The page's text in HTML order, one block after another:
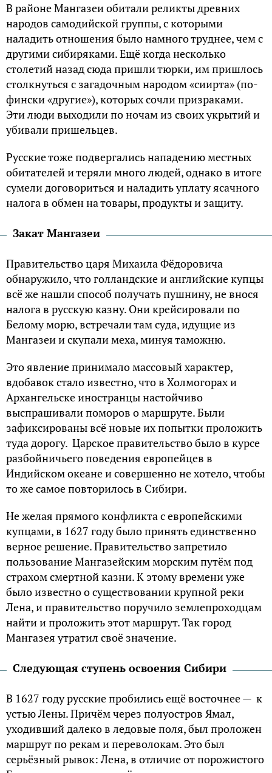
В районе Мангазеи обитали реликты древних
народов самодийской группы, с которыми
наладить отношения было намного труднее, чем с
другими сибиряками. Ещё когда несколько
столетий назад сюда пришли тюрки, им пришлось
столкнуться с загадочным народом «сиирта» (по-
фински «другие»), которых сочли призраками.
Эти люди выходили по ночам из своих укрытий и
убивали пришельцев.
Русские тоже подвергались нападению местных
обитателей и теряли много людей, однако в итоге
сумели договориться и наладить уплату ясачного
налога в обмен на товары, продукты и защиту.
Закат Мангазеи
Правительство царя Михаила Фёдоровича
обнаружило, что голландские и английские купцы
всё же нашли способ получать пушнину, не внося
налога в русскую казну. Они крейсировали по
Белому морю, встречали там суда, идущие из
Мангазеи и скупали меха, минуя таможню.
Это явление принимало массовый характер,
вдобавок стало известно, что в Холмогорах и
Архангельске иностранцы настойчиво
выспрашивали поморов о маршруте. Были
зафиксированы всё новые их попытки проложить
туда дорогу. Царское правительство было в курсе
разбойничьего поведения европейцев в
Индийском океане и совершенно не хотело, чтобы
то же самое повторилось в Сибири.
Не желая прямого конфликта с европейскими
купцами, в 1627 году было принять единственно
верное решение. Правительство запретило
пользование Мангазейским морским путём под
страхом смертной казни. К этому времени уже
было известно о существовании крупной реки
Лена, и правительство поручило землепроходцам
найти и проложить этот маршрут. Так город
Мангазея утратил своё значение.
Следующая ступень освоения Сибири
В 1627 году русские пробились ещё восточнее — к
устью Лены. Причём через полуостров Ямал,
уходивший далеко в ледовые поля, был проложен
маршрут по рекам и переволокам. Это был
серьёзный рывок: Лена, в отличие от порожистого